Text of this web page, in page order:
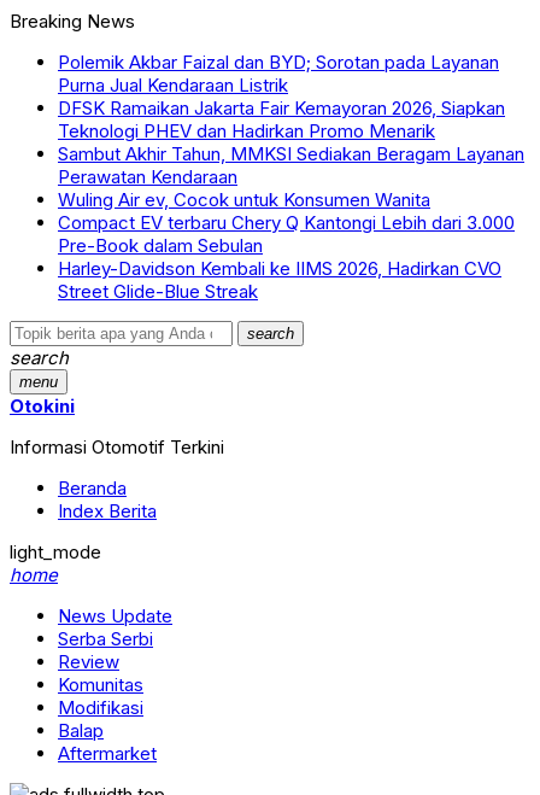
Breaking News
Polemik Akbar Faizal dan BYD; Sorotan pada Layanan
Purna Jual Kendaraan Listrik
DFSK Ramaikan Jakarta Fair Kemayoran 2026, Siapkan
Teknologi PHEV dan Hadirkan Promo Menarik
Sambut Akhir Tahun, MMKSI Sediakan Beragam Layanan
Perawatan Kendaraan
Wuling Air ev, Cocok untuk Konsumen Wanita
Compact EV terbaru Chery Q Kantongi Lebih dari 3.000
Pre-Book dalam Sebulan
Harley-Davidson Kembali ke IIMS 2026, Hadirkan CVO
Street Glide-Blue Streak
search
search
menu
Otokini
Informasi Otomotif Terkini
Beranda
Index Berita
light_mode
home
News Update
Serba Serbi
Review
Komunitas
Modifikasi
Balap
Aftermarket